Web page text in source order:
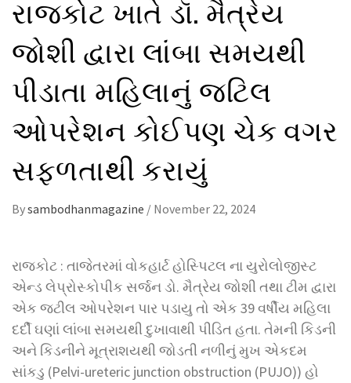
રાજકોટ ખાતે ડૉ. મૈત્રેય
જોશી દ્વારા લાંબા સમયથી
પીડાતા મહિલાનું જટિલ
ઓપરેશન કોઈપણ ચેક વગર
સફળતાથી કરાયું
Bysambodhanmagazine / November 22, 2024
રાજકોટ : તાજેતરમાં વોકહાર્ટ હોસ્પિટલ ના યુરોલોજીસ્ટ
એન્ડ લેપ્રોસ્કોપીક સર્જન ડો. મૈત્રેય જોશી તથા ટીમ દ્વારા
એક જટીલ ઓપરેશન પાર પડાયુ તો એક 39 વર્ષીય મહિલા
દર્દી ઘણાં લાંબા સમયથી દુખાવાથી પીડિત હતા. તેમની કિડની
અને કિડનીને મૂત્રાશયથી જોડતી નળીનું મુખ એકદમ
સાંકડુ (Pelvi-ureteric junction obstruction (PUJO)) હો